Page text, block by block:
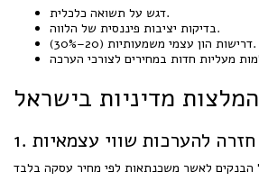
דגש על תשואה כלכלית.
בדיקות יציבות פיננסית של הלווה.
דרישות הון עצמי משמעותיות (20–30%).
המלצות מדיניות בישראל
1. חזרה להערכות שווי עצמאיות